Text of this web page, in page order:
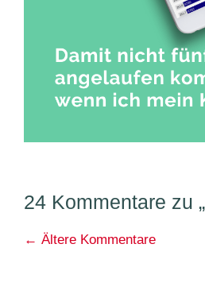
24 Kommentare zu
← Ältere Kommentare